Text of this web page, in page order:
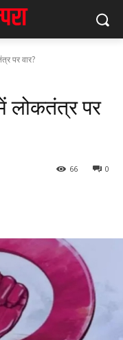
पर वार?
लोकतंत्र पर
0
66